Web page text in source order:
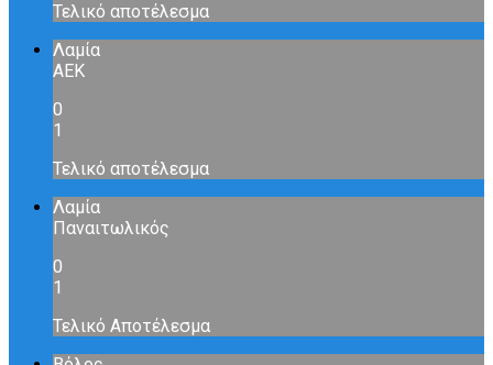
Τελικό αποτέλεσμα
Λαμία
ΑΕΚ
0
1
Τελικό αποτέλεσμα
Λαμία
Παναιτωλικός
0
1
Τελικό Αποτέλεσμα